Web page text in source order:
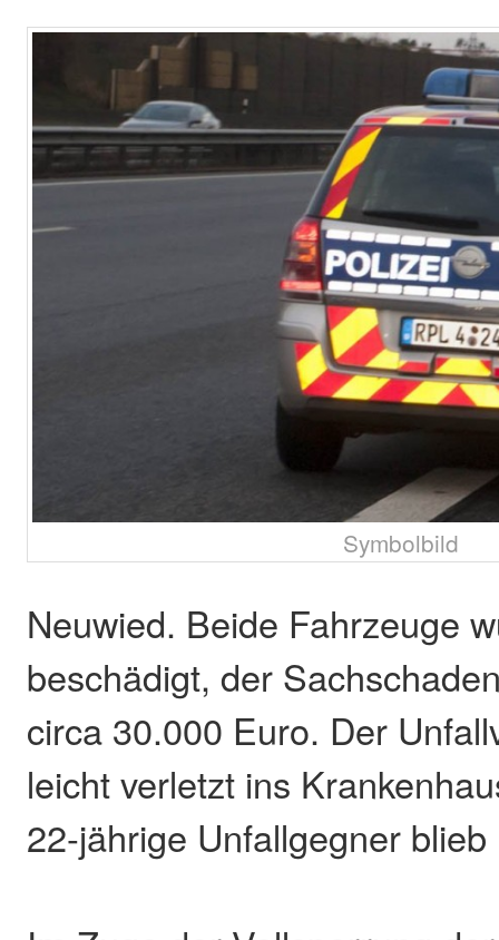
Symbolbild
Neuwied. Beide Fahrzeuge
beschädigt, der
circa 30.000 Euro. Der
leicht verletzt ins
22-jährige Unfallgegner